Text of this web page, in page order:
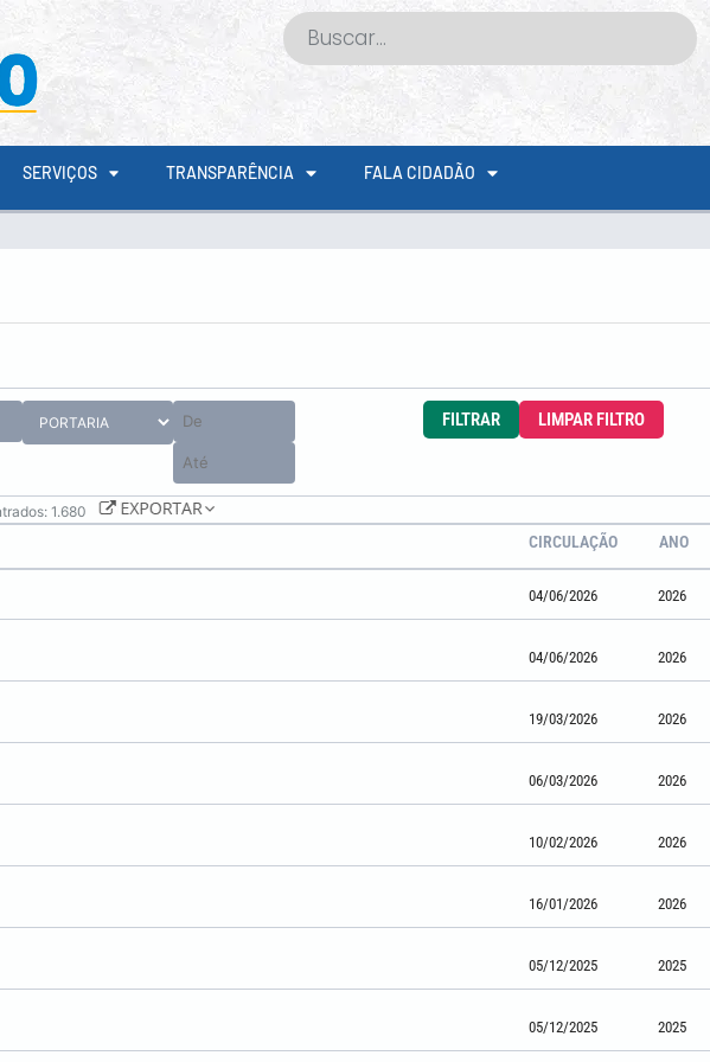
SERVIÇOS TRANSPARÊNCIA FALA CIDADÃO
FILTRAR LIMPAR FILTRO
1.680
CIRCULAÇÃO ANO
04/06/2026 2026
04/06/2026 2026
19/03/2026 2026
06/03/2026 2026
10/02/2026 2026
16/01/2026 2026
05/12/2025 2025
05/12/2025 2025